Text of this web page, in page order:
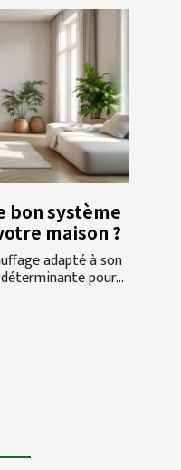
bon système
maison ?
adapté à son
pour...